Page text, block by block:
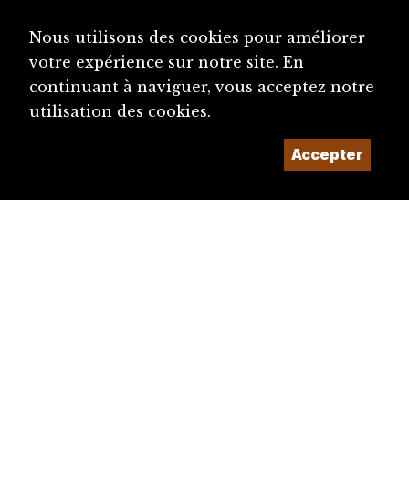
Nous utilisons des cookies pour améliorer
votre expérience sur notre site. En
continuant à naviguer, vous acceptez notre
utilisation des cookies.
Accepter